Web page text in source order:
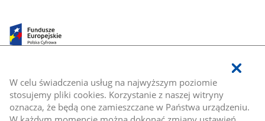
W celu świadczenia usług na najwyższym poziomie
stosujemy pliki cookies. Korzystanie z naszej witryny
oznacza, że będą one zamieszczane w Państwa urządzeniu.